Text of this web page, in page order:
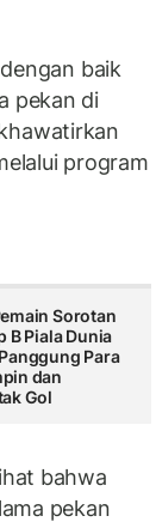
baik
pekan di
program
Sorotan
B Piala Dunia
Para
dan
Gol
bahwa
pekan